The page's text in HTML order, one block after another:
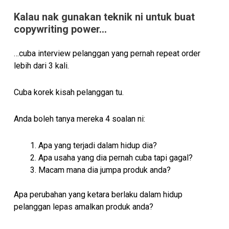
Kalau nak gunakan teknik ni untuk buat
copywriting power…
…cuba interview pelanggan yang pernah repeat order
lebih dari 3 kali.
Cuba korek kisah pelanggan tu.
Anda boleh tanya mereka 4 soalan ni:
Apa yang terjadi dalam hidup dia?
Apa usaha yang dia pernah cuba tapi gagal?
Macam mana dia jumpa produk anda?
Apa perubahan yang ketara berlaku dalam hidup
pelanggan lepas amalkan produk anda?